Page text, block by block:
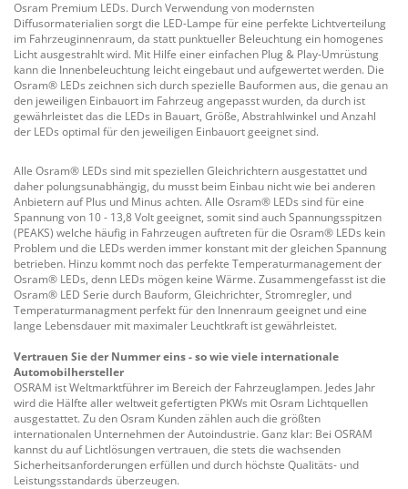
Osram Premium LEDs. Durch Verwendung von modernsten
Diffusormaterialien sorgt die LED-Lampe für eine perfekte Lichtverteilung
im Fahrzeuginnenraum, da statt punktueller Beleuchtung ein homogenes
Licht ausgestrahlt wird. Mit Hilfe einer einfachen Plug & Play-Umrüstung
kann die Innenbeleuchtung leicht eingebaut und aufgewertet werden. Die
Osram® LEDs zeichnen sich durch spezielle Bauformen aus, die genau an
den jeweiligen Einbauort im Fahrzeug angepasst wurden, da durch ist
gewährleistet das die LEDs in Bauart, Größe, Abstrahlwinkel und Anzahl
der LEDs optimal für den jeweiligen Einbauort geeignet sind.
Alle Osram® LEDs sind mit speziellen Gleichrichtern ausgestattet und
daher polungsunabhängig, du musst beim Einbau nicht wie bei anderen
Anbietern auf Plus und Minus achten. Alle Osram® LEDs sind für eine
Spannung von 10 - 13,8 Volt geeignet, somit sind auch Spannungsspitzen
(PEAKS) welche häufig in Fahrzeugen auftreten für die Osram® LEDs kein
Problem und die LEDs werden immer konstant mit der gleichen Spannung
betrieben. Hinzu kommt noch das perfekte Temperaturmanagement der
Osram® LEDs, denn LEDs mögen keine Wärme. Zusammengefasst ist die
Osram® LED Serie durch Bauform, Gleichrichter, Stromregler, und
Temperaturmanagment perfekt für den Innenraum geeignet und eine
lange Lebensdauer mit maximaler Leuchtkraft ist gewährleistet.
Vertrauen Sie der Nummer eins - so wie viele internationale
Automobilhersteller
OSRAM ist Weltmarktführer im Bereich der Fahrzeuglampen. Jedes Jahr
wird die Hälfte aller weltweit gefertigten PKWs mit Osram Lichtquellen
ausgestattet. Zu den Osram Kunden zählen auch die größten
internationalen Unternehmen der Autoindustrie. Ganz klar: Bei OSRAM
kannst du auf Lichtlösungen vertrauen, die stets die wachsenden
Sicherheitsanforderungen erfüllen und durch höchste Qualitäts- und
Leistungsstandards überzeugen.